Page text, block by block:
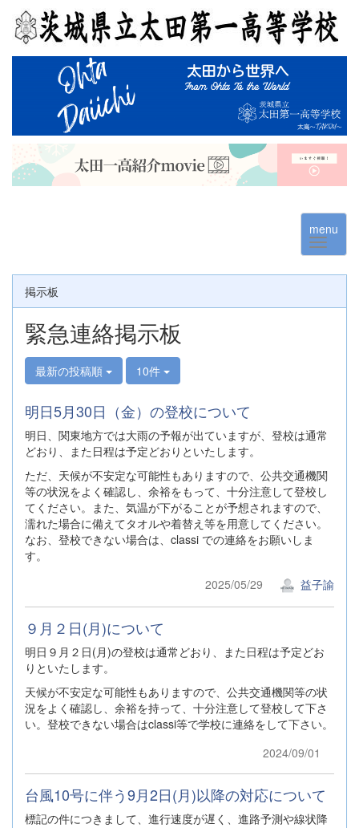
menu
掲示板
緊急連絡掲示板
最新の投稿順 10件
明日5月30日（金）の登校について
明日、関東地方では大雨の予報が出ていますが、登校は通常
どおり、また日程は予定どおりといたします。
ただ、天候が不安定な可能性もありますので、公共交通機関
等の状況をよく確認し、余裕をもって、十分注意して登校し
てください。また、気温が下がることが予想されますので、
濡れた場合に備えてタオルや着替え等を用意してください。
なお、登校できない場合は、classi での連絡をお願いしま
す。
2025/05/29
益子諭
９月２日(月)について
明日９月２日(月)の登校は通常どおり、また日程は予定どお
りといたします。
天候が不安定な可能性もありますので、公共交通機関等の状
況をよく確認し、余裕を持って、十分注意して登校して下さ
い。登校できない場合はclassi等で学校に連絡をして下さい。
2024/09/01
台風10号に伴う9月2日(月)以降の対応について
標記の件につきまして、進行速度が遅く、進路予測や線状降